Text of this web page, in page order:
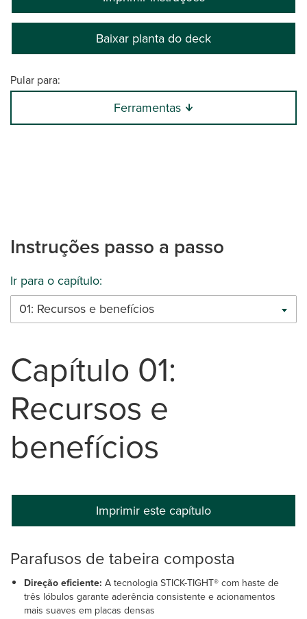
Baixar planta do deck
Pular para:
Ferramentas
Instruções passo a passo
Ir para o capítulo:
01: Recursos e benefícios
Capítulo 01:
Recursos e
benefícios
Imprimir este capítulo
Parafusos de tabeira composta
Direção eficiente: A tecnologia STICK-TIGHT® com haste de
três lóbulos garante aderência consistente e acionamentos
mais suaves em placas densas